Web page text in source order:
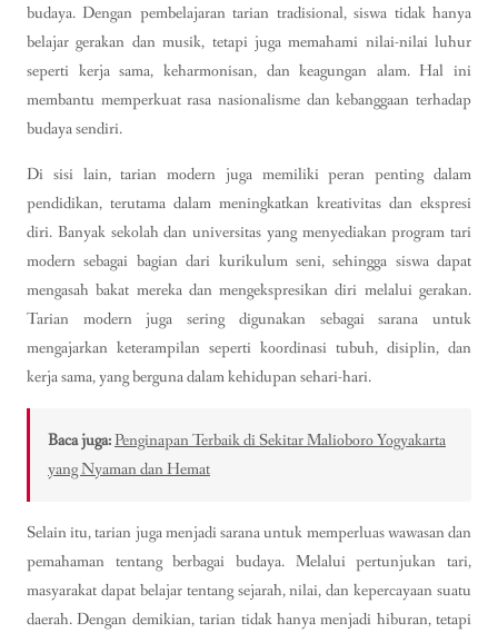
budaya. Dengan pembelajaran tarian tradisional, siswa tidak hanya
belajar gerakan dan musik, tetapi juga memahami nilai-nilai luhur
seperti kerja sama, keharmonisan, dan keagungan alam. Hal ini
membantu memperkuat rasa nasionalisme dan kebanggaan terhadap
budaya sendiri.
Di sisi lain, tarian modern juga memiliki peran penting dalam
pendidikan, terutama dalam meningkatkan kreativitas dan ekspresi
diri. Banyak sekolah dan universitas yang menyediakan program tari
modern sebagai bagian dari kurikulum seni, sehingga siswa dapat
mengasah bakat mereka dan mengekspresikan diri melalui gerakan.
Tarian modern juga sering digunakan sebagai sarana untuk
mengajarkan keterampilan seperti koordinasi tubuh, disiplin, dan
kerja sama, yang berguna dalam kehidupan sehari-hari.
Baca juga:Penginapan Terbaik di Sekitar Malioboro Yogyakarta
yang Nyaman dan Hemat
Selain itu, tarian juga menjadi sarana untuk memperluas wawasan dan
pemahaman tentang berbagai budaya. Melalui pertunjukan tari,
masyarakat dapat belajar tentang sejarah, nilai, dan kepercayaan suatu
daerah. Dengan demikian, tarian tidak hanya menjadi hiburan, tetapi